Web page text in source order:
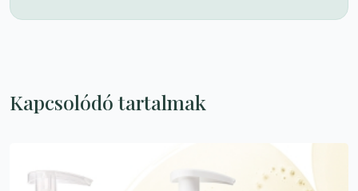
Kapcsolódó tartalmak